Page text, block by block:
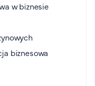
w biznesie
biznesowa